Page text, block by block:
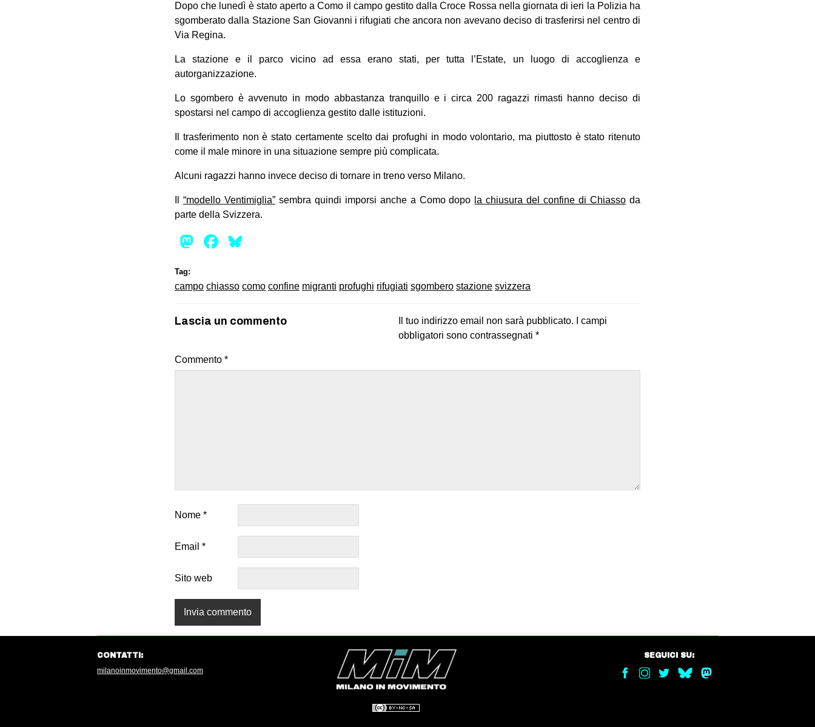
Dopo che lunedì è stato aperto a Como il campo gestito dalla Croce Rossa nella giornata di ieri la Polizia ha
sgomberato dalla Stazione San Giovanni i rifugiati che ancora non avevano deciso di trasferirsi nel centro di
Via Regina.
La stazione e il parco vicino ad essa erano stati, per tutta l’Estate, un luogo di accoglienza e
autorganizzazione.
Lo sgombero è avvenuto in modo abbastanza tranquillo e i circa 200 ragazzi rimasti hanno deciso di
spostarsi nel campo di accoglienza gestito dalle istituzioni.
Il trasferimento non è stato certamente scelto dai profughi in modo volontario, ma piuttosto è stato ritenuto
come il male minore in una situazione sempre più complicata.
Alcuni ragazzi hanno invece deciso di tornare in treno verso Milano.
“modello Ventimiglia”sembra quindi imporsi anche a Como dopo la chiusura del confine di Chiasso da
parte della Svizzera.
Mastodon
Facebook
Tag:
campo chiasso como confine migranti profughi rifugiati sgombero stazione svizzera
Lascia un commento Il tuo indirizzo email non sarà pubblicato.
I campi
obbligatori sono contrassegnati *
Commento *
Nome *
Email *
Sito web
CONTATTI:
milanoinmovimento@gmail.com
SEGUICI SU: